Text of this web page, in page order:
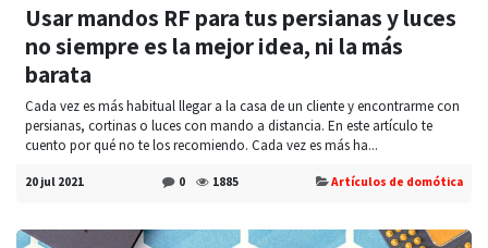
Usar mandos RF para tus persianas y luces
no siempre es la mejor idea, ni la más
barata
Cada vez es más habitual llegar a la casa de un cliente y encontrarme con
persianas, cortinas o luces con mando a distancia. En este artículo te
cuento por qué no te los recomiendo. Cada vez es más ha...
20 jul 2021 0 1885 Artículos de domótica